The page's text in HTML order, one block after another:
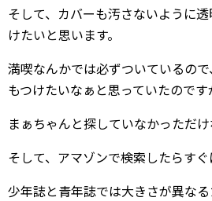
そして、カバーも汚さないように
けたいと思います。
満喫なんかでは必ずついているの
もつけたいなぁと思っていたのです
まぁちゃんと探していなかっただけ
そして、アマゾンで検索したらすぐ
少年誌と青年誌では大きさが異な